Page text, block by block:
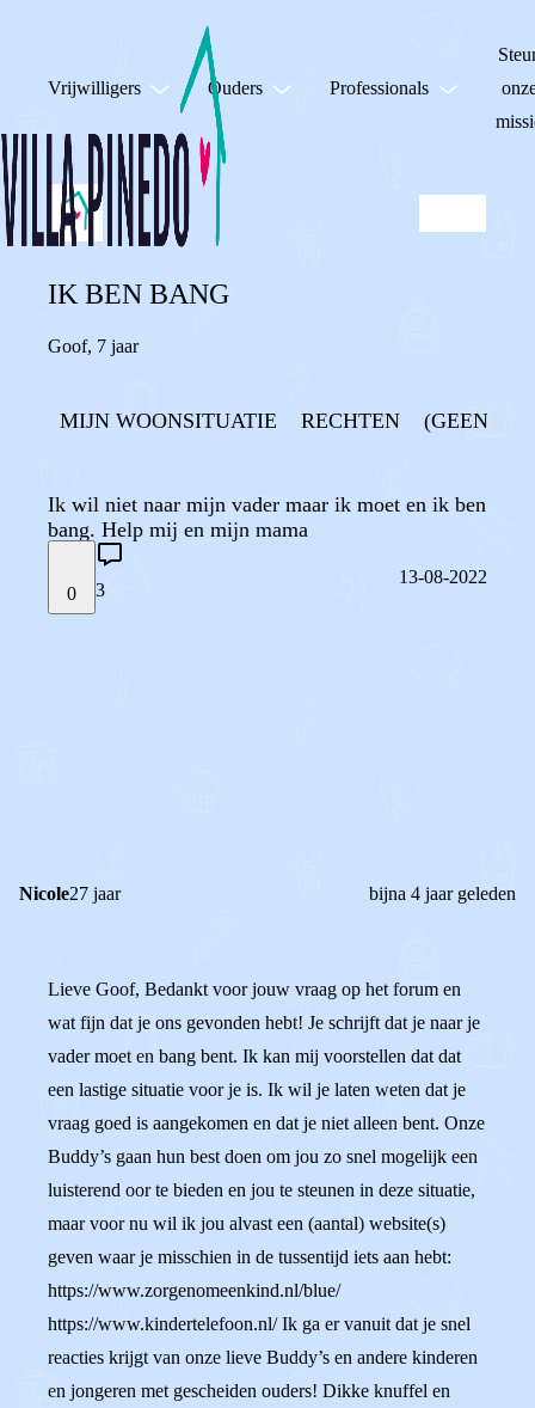
Vrijwilligers Ouders Professionals
IK BEN BANG
Goof, 7 jaar
MIJN WOONSITUATIE RECHTEN (GEEN)
Ik wil niet naar mijn vader maar ik moet en ik ben
bang. Help mij en mijn mama
0 3
13-08-2022
Nicole27 jaar bijna 4 jaar geleden
Lieve Goof, Bedankt voor jouw vraag op het forum en
wat fijn dat je ons gevonden hebt! Je schrijft dat je naar je
vader moet en bang bent. Ik kan mij voorstellen dat dat
een lastige situatie voor je is. Ik wil je laten weten dat je
vraag goed is aangekomen en dat je niet alleen bent. Onze
Buddy’s gaan hun best doen om jou zo snel mogelijk een
luisterend oor te bieden en jou te steunen in deze situatie,
maar voor nu wil ik jou alvast een (aantal) website(s)
geven waar je misschien in de tussentijd iets aan hebt:
https://www.zorgenomeenkind.nl/blue/
https://www.kindertelefoon.nl/ Ik ga er vanuit dat je snel
reacties krijgt van onze lieve Buddy’s en andere kinderen
en jongeren met gescheiden ouders! Dikke knuffel en